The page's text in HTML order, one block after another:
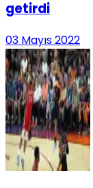
getirdi
03 Mayıs 2022